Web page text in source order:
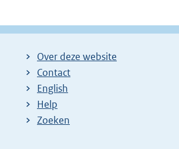
Over deze website
Contact
English
Help
Zoeken